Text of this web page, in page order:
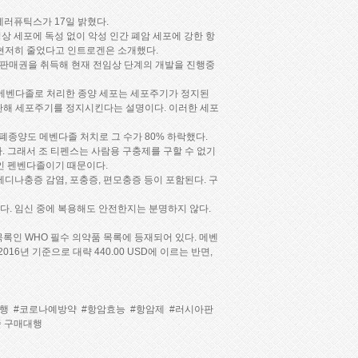
퓨틱스가 17일 밝혔다.
세포에 독성 없이 악성 인간 폐암 세포에 강한 항
히 줄었다고 인트로겐은 소개했다.
매권을 취득해 현재 전임상 단계의 개발을 진행중
다졸로 처리한 종양 세포는 세포주기가 정지된
세포주기를 정지시킨다는 설명이다. 이러한 세포
종양도 메벤다졸 처치로 그 수가 80% 하락했다.
그래서 조 티펜스는 사람용 구충제를 구할 수 없기
펜벤다졸이기 때문이다.
나충증 감염, 포충증, 편모충증 등이 포함된다. 구
. 임신 중에 복용해도 안전한지는 분명하지 않다.
인 WHO 필수 의약품 목록에 등재되어 있다. 메벤
년 기준으로 대략 440.00 USD에 이르는 반면,
#코로나예방약 #항암효능 #항암제
#러시아판
구매대행